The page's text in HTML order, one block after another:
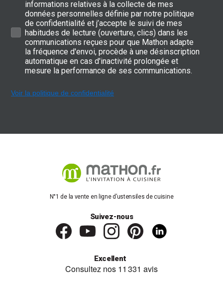
informations relatives à la collecte de mes
données personnelles définie par notre politique
de confidentialité et j’accepte le suivi de mes
habitudes de lecture (ouverture, clics) dans les
communications reçues pour que Mathon adapte
la fréquence d'envoi, procède à une désinscription
automatique en cas d'inactivité prolongée et
mesure la performance de ses communications.
Voir la politique de confidentialité
N°1 de la vente en ligne d’ustensiles de cuisine
Suivez-nous
Excellent